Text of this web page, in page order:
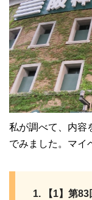
私が調べて、内容
でみました。マイ
【1】第